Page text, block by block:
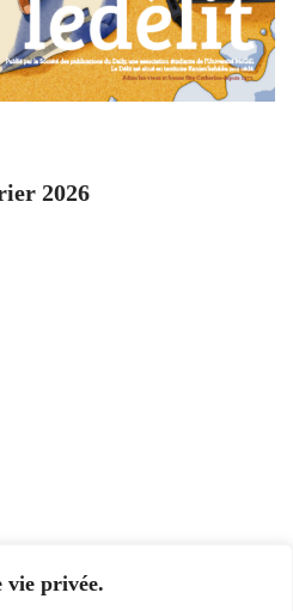
vie privée.
2026